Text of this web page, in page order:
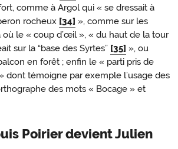
comme à Argol qui « se dressait à
rocheux [34] », comme sur les
où le « coup d’œil », « du haut de la tour
sur la “base des Syrtes” [35] », ou
en forêt ; enfin le « parti pris de
» dont témoigne par exemple l’usage des
des mots « Bocage » et
Poirier devient Julien